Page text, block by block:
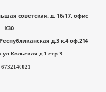
советская, д. 16/17, офис
К30
д.3 к.4 оф.214
ул.Кольская д.1 стр.3